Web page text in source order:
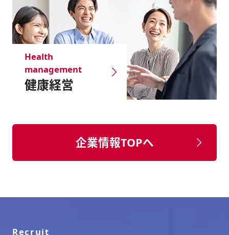
健康経営
Health
management
企業情報TOPへ
Recruit